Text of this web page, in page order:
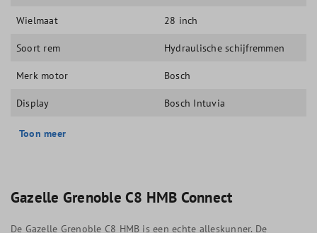
Wielmaat 28 inch
Soort rem Hydraulische schijfremmen
Merk motor Bosch
Display Bosch Intuvia
Toon meer
Gazelle Grenoble C8 HMB Connect
De Gazelle Grenoble C8 HMB is een echte alleskunner. De